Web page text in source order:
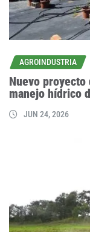
AGROINDUSTRIA
Nuevo
manejo hídrico
JUN 24, 2026